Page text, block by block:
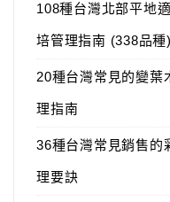
108種台灣北部平地
培管理指南 (338品種)
20種台灣常見的變葉
理指南
36種台灣常見銷售的
理要訣